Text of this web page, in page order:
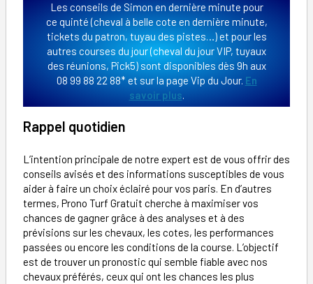
Les conseils de Simon en dernière minute pour
ce quinté (cheval à belle cote en dernière minute,
tickets du patron, tuyau des pistes…) et pour les
autres courses du jour (cheval du jour VIP, tuyaux
des réunions, Pick5) sont disponibles dès 9h aux
08 99 88 22 88* et sur la page Vip du Jour. En
savoir plus.
Rappel quotidien
L’intention principale de notre expert est de vous offrir des
conseils avisés et des informations susceptibles de vous
aider à faire un choix éclairé pour vos paris. En d’autres
termes, Prono Turf Gratuit cherche à maximiser vos
chances de gagner grâce à des analyses et à des
prévisions sur les chevaux, les cotes, les performances
passées ou encore les conditions de la course. L’objectif
est de trouver un pronostic qui semble fiable avec nos
chevaux préférés, ceux qui ont les chances les plus